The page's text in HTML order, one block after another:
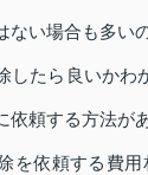
ない場合も多い
したら良いかわ
依頼する方法が
を依頼する費